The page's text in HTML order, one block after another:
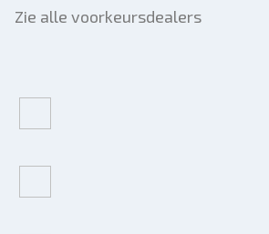
Zie alle voorkeursdealers